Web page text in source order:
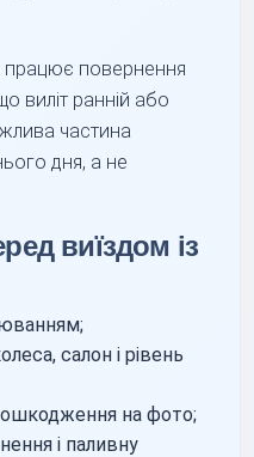
працює повернення
виліт ранній або
частина
дня, а не
виїздом із
салон і рівень
на фото;
і паливну